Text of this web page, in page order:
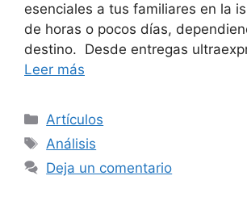
esenciales a tus familiares en la
de horas o pocos días,
destino. Desde entregas
Leer más
Categorías
Artículos
Etiquetas
Análisis
Deja un comentario